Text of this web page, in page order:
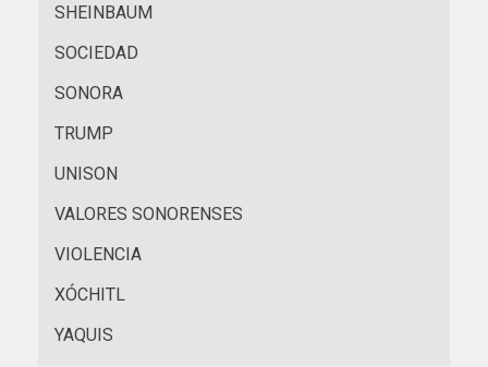
SHEINBAUM
SOCIEDAD
SONORA
TRUMP
UNISON
VALORES SONORENSES
VIOLENCIA
XÓCHITL
YAQUIS